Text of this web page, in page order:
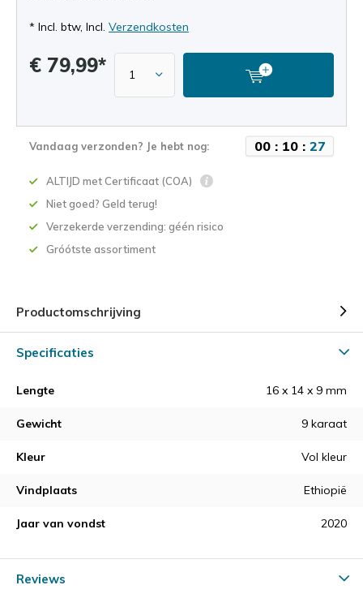
* Incl. btw, Incl. Verzendkosten
€ 79,99*
Vandaag verzonden? Je hebt nog: 00: 10: 27
ALTIJD met Certificaat (COA)
Niet goed? Geld terug!
Verzekerde verzending: géén risico
Gróótste assortiment
Productomschrijving
Specificaties
Lengte 16 x 14 x 9 mm
Gewicht 9 karaat
Kleur Vol kleur
Vindplaats Ethiopië
Jaar van vondst 2020
Reviews